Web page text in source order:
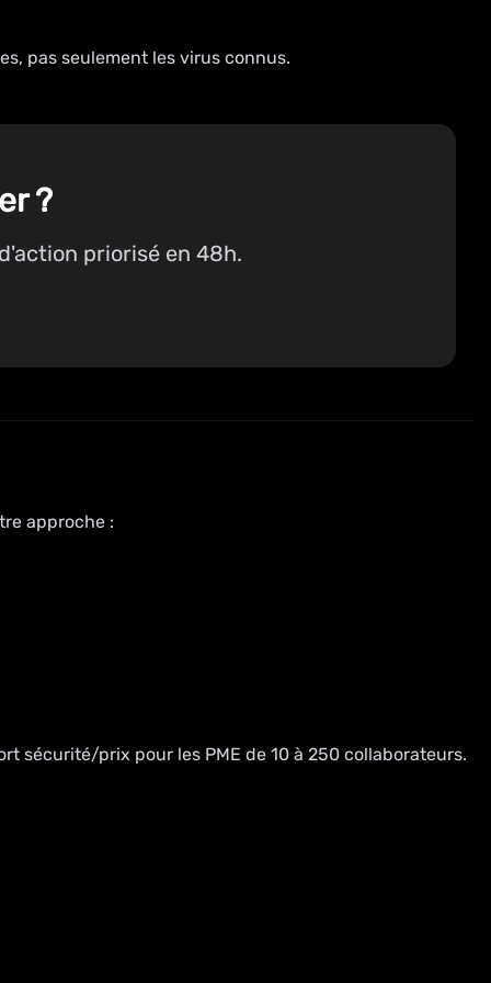
pas seulement les virus connus.
?
priorisé en 48h.
approche :
sécurité/prix pour les PME de 10 à 250 collaborateurs.